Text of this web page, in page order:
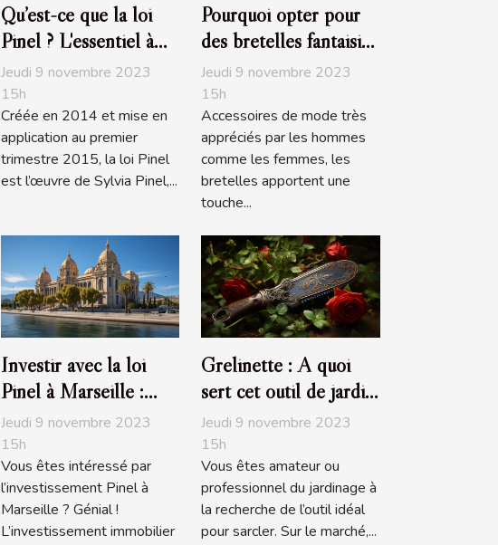
Qu’est-ce que la loi
Pinel ? L'essentiel à
savoir
Jeudi 9 novembre 2023
15h
Créée en 2014 et mise en
application au premier
trimestre 2015, la loi Pinel
est l’œuvre de Sylvia Pinel,...
Pourquoi opter pour
des bretelles fantaisies
?
Jeudi 9 novembre 2023
15h
Accessoires de mode très
appréciés par les hommes
comme les femmes, les
bretelles apportent une
touche...
Investir avec la loi
Pinel à Marseille :
comment s’y prendre ?
Jeudi 9 novembre 2023
15h
Vous êtes intéressé par
l’investissement Pinel à
Marseille ? Génial !
L’investissement immobilier
Grelinette : A quoi
sert cet outil de jardin
?
Jeudi 9 novembre 2023
15h
Vous êtes amateur ou
professionnel du jardinage à
la recherche de l’outil idéal
pour sarcler. Sur le marché,...